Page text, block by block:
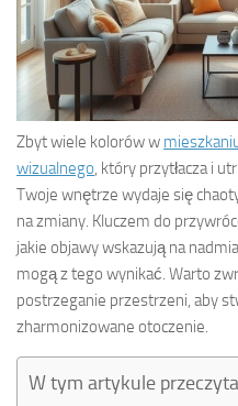
Zbyt wiele kolorów w
wizualnego , który przytłacza i
Twoje wnętrze wydaje się
na zmiany. Kluczem do
jakie objawy wskazują na
mogą z tego wynikać. Warto
postrzeganie przestrzeni, aby
zharmonizowane otoczenie.
W tym artykule